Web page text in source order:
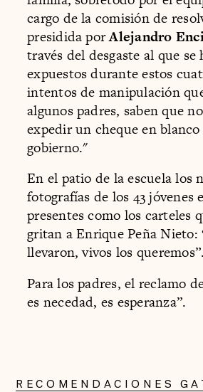
cargo de la comisión de
presidida porAlejandro
través del desgaste al que se
expuestos durante estos
intentos de manipulación
algunos padres, saben que
expedir un cheque en
gobierno."
En el patio de la escuela los
fotografías de los 43 jóvenes
presentes como los carteles
gritan a Enrique Peña Nieto:
llevaron, vivos los queremos”.
Para los padres, el reclamo
es necedad, es esperanza”.
RECOMENDACIONES